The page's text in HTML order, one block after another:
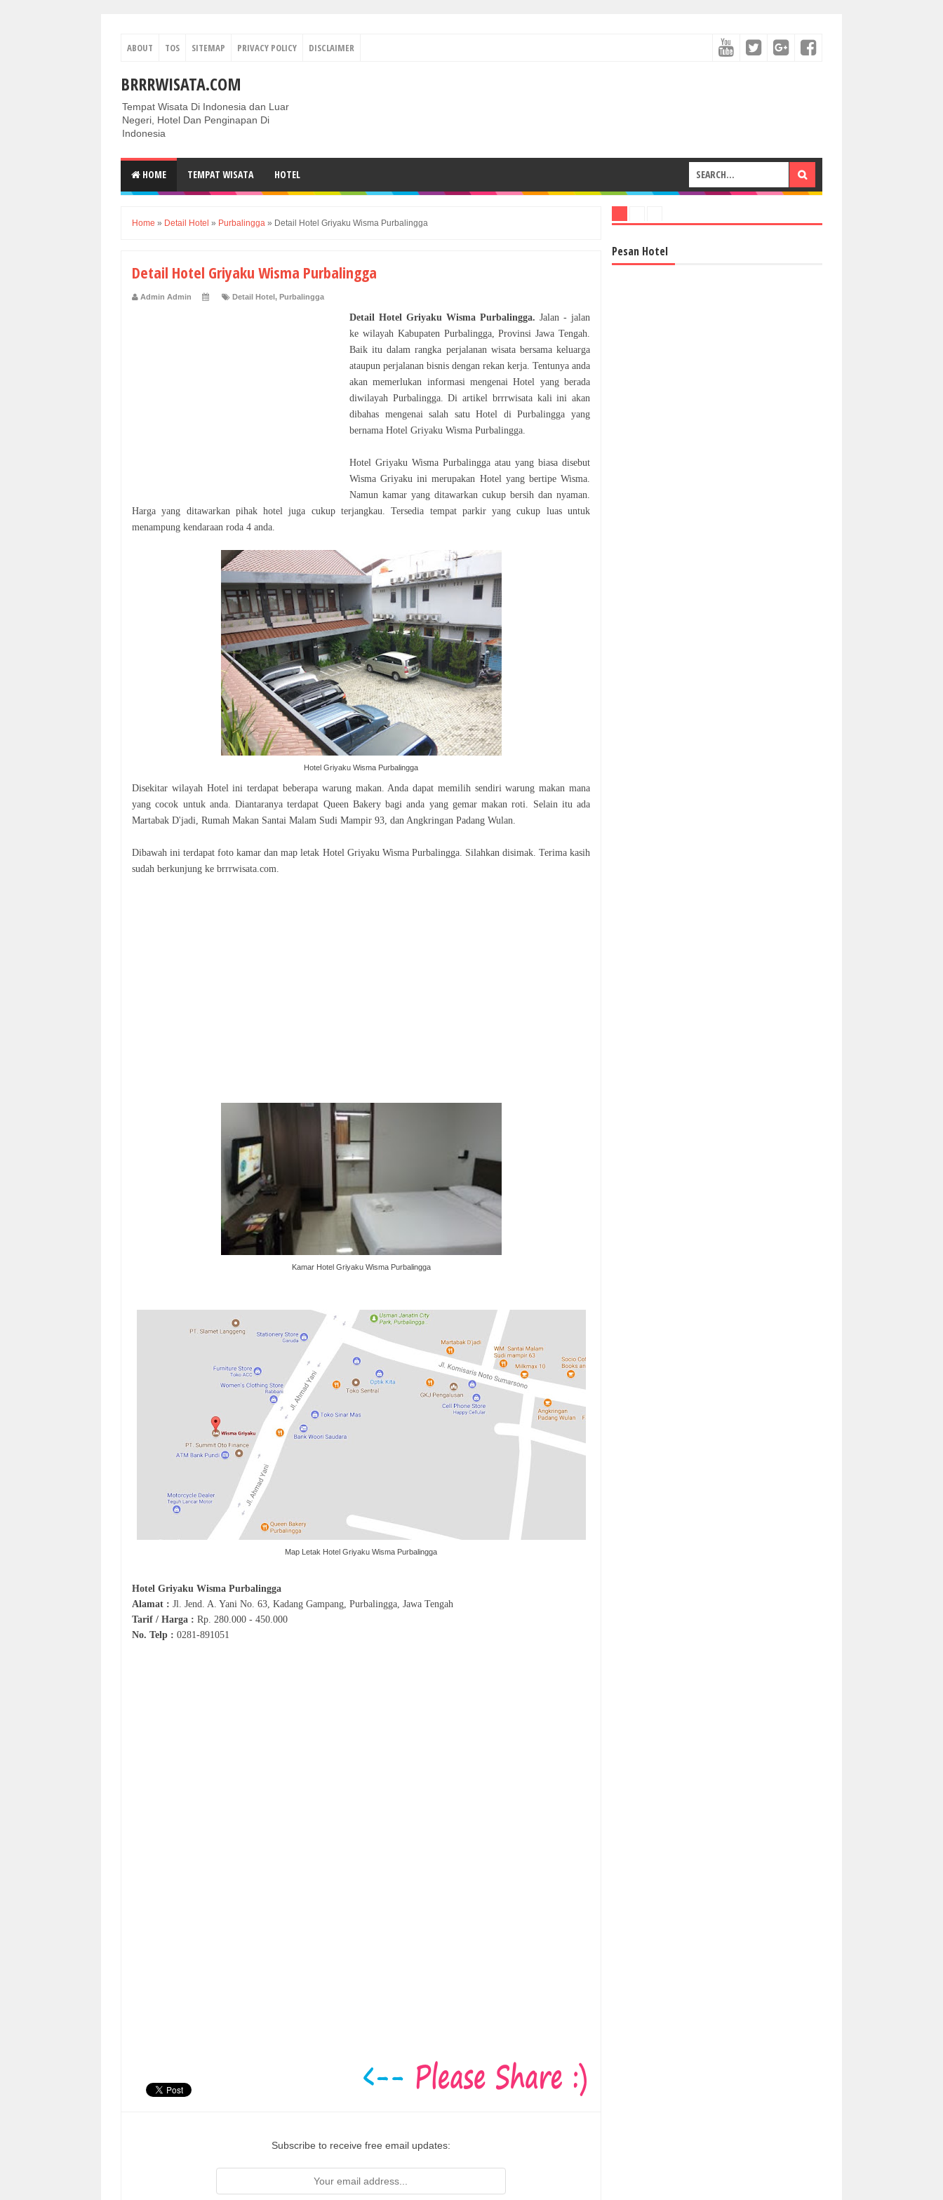
ABOUT TOS SITEMAP PRIVACY POLICY DISCLAIMER
BRRRWISATA.COM
Tempat Wisata Di Indonesia dan Luar
Negeri, Hotel Dan Penginapan Di
Indonesia
HOME TEMPAT WISATA HOTEL
Home » Detail Hotel » Purbalingga » Detail Hotel Griyaku Wisma Purbalingga
Detail Hotel Griyaku Wisma Purbalingga
Admin Admin Detail Hotel, Purbalingga
Detail Hotel Griyaku Wisma Purbalingga. Jalan - jalan
ke wilayah Kabupaten Purbalingga, Provinsi Jawa Tengah.
Baik itu dalam rangka perjalanan wisata bersama keluarga
ataupun perjalanan bisnis dengan rekan kerja. Tentunya anda
akan memerlukan informasi mengenai Hotel yang berada
diwilayah Purbalingga. Di artikel brrrwisata kali ini akan
dibahas mengenai salah satu Hotel di Purbalingga yang
bernama Hotel Griyaku Wisma Purbalingga.
Hotel Griyaku Wisma Purbalingga atau yang biasa disebut
Wisma Griyaku ini merupakan Hotel yang bertipe Wisma.
Namun kamar yang ditawarkan cukup bersih dan nyaman.
Harga yang ditawarkan pihak hotel juga cukup terjangkau. Tersedia tempat parkir yang cukup luas untuk
menampung kendaraan roda 4 anda.
Hotel Griyaku Wisma Purbalingga
Disekitar wilayah Hotel ini terdapat beberapa warung makan. Anda dapat memilih sendiri warung makan mana
yang cocok untuk anda. Diantaranya terdapat Queen Bakery bagi anda yang gemar makan roti. Selain itu ada
Martabak D'jadi, Rumah Makan Santai Malam Sudi Mampir 93, dan Angkringan Padang Wulan.
Dibawah ini terdapat foto kamar dan map letak Hotel Griyaku Wisma Purbalingga. Silahkan disimak. Terima kasih
sudah berkunjung ke brrrwisata.com.
Kamar Hotel Griyaku Wisma Purbalingga
Map Letak Hotel Griyaku Wisma Purbalingga
Hotel Griyaku Wisma Purbalingga
Alamat : Jl. Jend. A. Yani No. 63, Kadang Gampang, Purbalingga, Jawa Tengah
Tarif / Harga : Rp. 280.000 - 450.000
No. Telp : 0281-891051
Subscribe to receive free email updates:
Pesan Hotel